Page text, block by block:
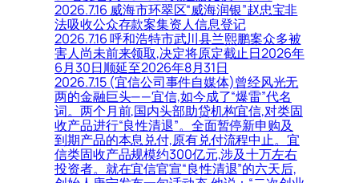
2026.7.16 威海市环翠区“威海润银”赵忠宝非
法吸收公众存款案集资人信息登记
2026.7.16 呼和浩特市武川县兰熙鹏案众多被
害人尚未前来领取,决定将原定截止日2026年
6月30日顺延至2026年8月31日
2026.7.15 (宜信公司事件自媒体)曾经风光无
两的金融巨头——宜信,如今成了“爆雷”代名
词。两个月前,国内头部助贷机构宜信,对类固
收产品进行“良性清退”。全面暂停新申购及
到期产品的本息兑付,原有兑付流程中止。宜
信类固收产品规模约300亿元,涉及十万左右
投资者。就在宜信官宣“良性清退”的六天后,